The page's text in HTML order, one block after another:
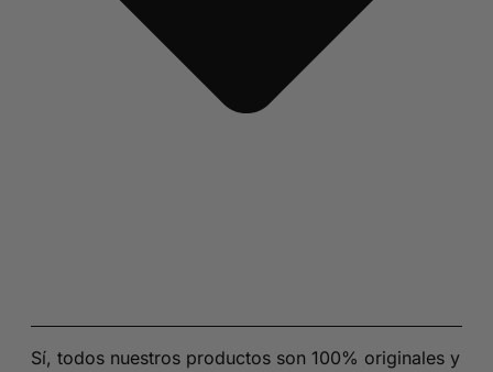
Sí, todos nuestros productos son 100% originales y